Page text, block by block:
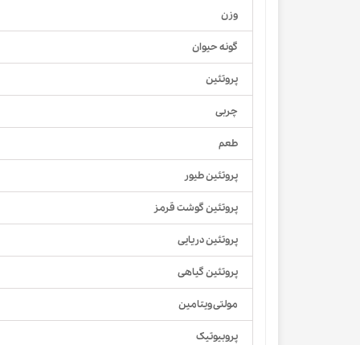
وزن
گونه حیوان
پروتئین
چربی
طعم
پروتئین طیور
پروتئین گوشت قرمز
پروتئین دریایی
پروتئین گیاهی
مولتی ویتامین
پروبیوتیک